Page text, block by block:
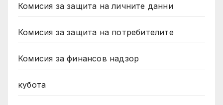
Комисия за защита на личните данни
Комисия за защита на потребителите
Комисия за финансов надзор
кубота